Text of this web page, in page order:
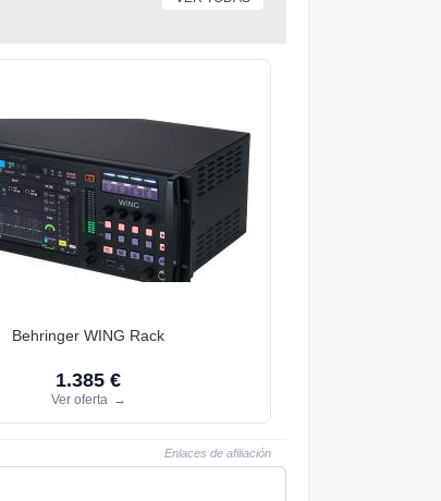
Behringer WING Rack
1.385 €
Ver oferta →
Enlaces de afiliación